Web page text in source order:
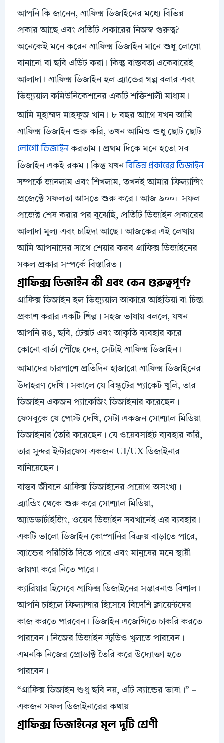
আপনি কি জানেন, গ্রাফিক্স ডিজাইনের মধ্যে বিভিন্ন
প্রকার আছে এবং প্রতিটি প্রকারের নিজস্ব গুরুত্ব?
অনেকেই মনে করেন গ্রাফিক্স ডিজাইন মানে শুধু লোগো
বানানো বা ছবি এডিট করা। কিন্তু বাস্তবতা একেবারেই
আলাদা। গ্রাফিক্স ডিজাইন হল ব্র্যান্ডের গল্প বলার এবং
ভিজ্যুয়াল কমিউনিকেশনের একটি শক্তিশালী মাধ্যম।
আমি মুহাম্মদ মাহফুজ খান। ৮ বছর আগে যখন আমি
গ্রাফিক্স ডিজাইন শুরু করি, তখন আমিও শুধু ছোট ছোট
লোগো ডিজাইনকরতাম। প্রথম দিকে মনে হতো সব
ডিজাইন একই রকম। কিন্তু যখনবিভিন্ন প্রকারের ডিজাইন
সম্পর্কে জানলাম এবং শিখলাম, তখনই আমার ফ্রিল্যান্সিং
প্রজেক্টে সফলতা আসতে শুরু করে। আজ ৯০০+ সফল
প্রজেক্ট শেষ করার পর বুঝেছি, প্রতিটি ডিজাইন প্রকারের
আলাদা মূল্য এবং চাহিদা আছে। আজকের এই লেখায়
আমি আপনাদের সাথে শেয়ার করব গ্রাফিক্স ডিজাইনের
সকল প্রকার সম্পর্কে বিস্তারিত।
গ্রাফিক্স ডিজাইন কী এবং কেন গুরুত্বপূর্ণ?
গ্রাফিক্স ডিজাইন হল ভিজ্যুয়াল আকারে আইডিয়া বা চিন্তা
প্রকাশ করার একটি শিল্প। সহজ ভাষায় বললে, যখন
আপনি রঙ, ছবি, টেক্সট এবং আকৃতি ব্যবহার করে
কোনো বার্তা পৌঁছে দেন, সেটাই গ্রাফিক্স ডিজাইন।
আমাদের চারপাশে প্রতিদিন হাজারো গ্রাফিক্স ডিজাইনের
উদাহরণ দেখি। সকালে যে বিস্কুটের প্যাকেট খুলি, তার
ডিজাইন একজন প্যাকেজিং ডিজাইনার করেছেন।
ফেসবুকে যে পোস্ট দেখি, সেটা একজন সোশ্যাল মিডিয়া
ডিজাইনার তৈরি করেছেন। যে ওয়েবসাইট ব্যবহার করি,
তার সুন্দর ইন্টারফেস একজন UI/UX ডিজাইনার
বানিয়েছেন।
বাস্তব জীবনে গ্রাফিক্স ডিজাইনের প্রয়োগ অসংখ্য।
ব্র্যান্ডিং থেকে শুরু করে সোশ্যাল মিডিয়া,
অ্যাডভার্টাইজিং, ওয়েব ডিজাইন সবখানেই এর ব্যবহার।
একটি ভালো ডিজাইন কোম্পানির বিক্রয় বাড়াতে পারে,
ব্র্যান্ডের পরিচিতি দিতে পারে এবং মানুষের মনে স্থায়ী
জায়গা করে নিতে পারে।
ক্যারিয়ার হিসেবে গ্রাফিক্স ডিজাইনের সম্ভাবনাও বিশাল।
আপনি চাইলে ফ্রিল্যান্সার হিসেবে বিদেশি ক্লায়েন্টদের
কাজ করতে পারবেন। ডিজাইন এজেন্সিতে চাকরি করতে
পারবেন। নিজের ডিজাইন স্টুডিও খুলতে পারবেন।
এমনকি নিজের প্রোডাক্ট তৈরি করে উদ্যোক্তা হতে
পারবেন।
“গ্রাফিক্স ডিজাইন শুধু ছবি নয়, এটি ব্র্যান্ডের ভাষা।” –
একজন সফল ডিজাইনারের কথায়
গ্রাফিক্স ডিজাইনের মূল দুটি শ্রেণী